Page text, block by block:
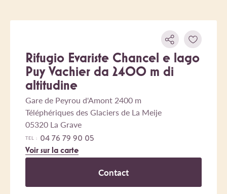
Rifugio Evariste Chancel e lago
Puy Vachier da 2400 m di
altitudine
Gare de Peyrou d'Amont 2400 m
Téléphériques des Glaciers de La Meije
05320 La Grave
TEL : 04 76 79 90 05
Voir sur la carte
Contact